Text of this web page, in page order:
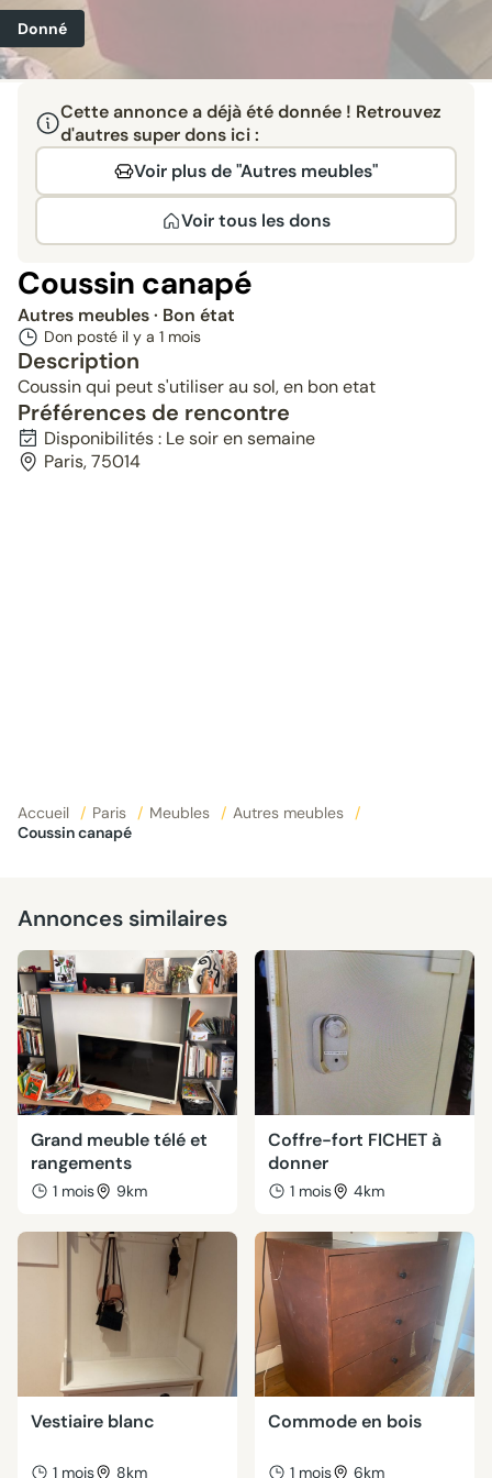
Donné
Cette annonce a déjà été donnée ! Retrouvez
d'autres super dons ici :
Voir plus de "Autres meubles"
Voir tous les dons
Coussin canapé
Autres meubles· Bon état
Don posté il y a 1 mois
Description
Coussin qui peut s'utiliser au sol, en bon etat
Préférences de rencontre
Disponibilités : Le soir en semaine
Paris, 75014
Accueil / Paris / Meubles / Autres meubles
/
Coussin canapé
Annonces similaires
Grand meuble télé et
rangements
1 mois 9km
Coffre-fort FICHET à
donner
1 mois 4km
Vestiaire blanc
1 mois 8km
Commode en bois
1 mois 6km